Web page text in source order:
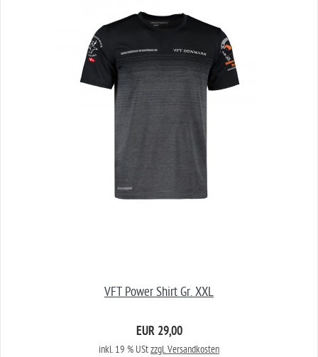
VFT Power Shirt Gr. XXL
EUR 29,00
inkl. 19 % UStzzgl. Versandkosten